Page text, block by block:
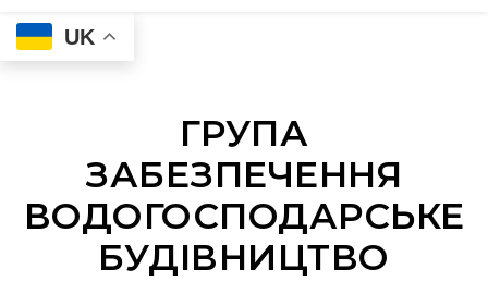
UK
ГРУПА
ЗАБЕЗПЕЧЕННЯ
ВОДОГОСПОДАРСЬКЕ
БУДІВНИЦТВО